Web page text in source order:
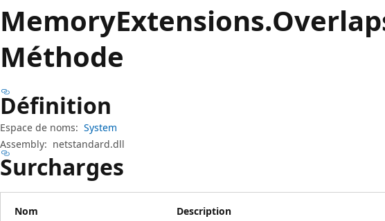
MemoryExtensions.
Méthode
Définition
Espace de noms: System
Assembly: netstandard.dll
Surcharges
Nom Description